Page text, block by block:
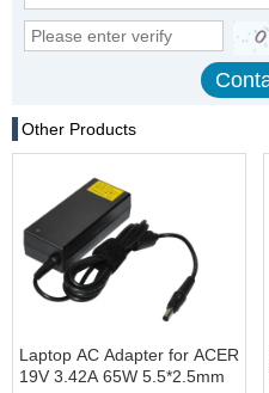
Other Products
Laptop AC Adapter for ACER
19V 3.42A 65W 5.5*2.5mm